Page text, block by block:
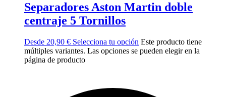
Separadores Aston Martin doble
centraje 5 Tornillos
Desde 20,90 € Selecciona tu opción Este producto tiene
múltiples variantes. Las opciones se pueden elegir en la
página de producto